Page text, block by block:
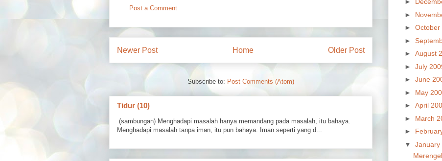
Post a Comment
Newer Post Older Post
Home
Subscribe to: Post Comments (Atom)
Tidur (10)
(sambungan) Menghadapi masalah hanya memandang pada masalah, itu bahaya.
Menghadapi masalah tanpa iman, itu pun bahaya. Iman seperti yang d...
►
► October
►
► August
► July
► June
► May
► April
► March
►
▼ January